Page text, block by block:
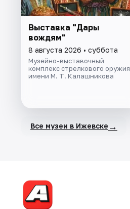
Выставка "Дары
вождям"
8 августа 2026 • суббота
Музейно-выставочный
комплекс стрелкового оружия
имени М. Т. Калашникова
Все музеи в Ижевске →